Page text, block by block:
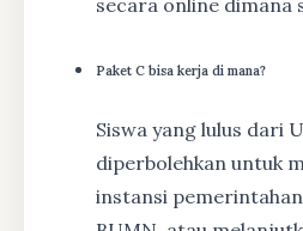
Paket C bisa kerja di mana?
Siswa yang lulus dari
diperbolehkan untuk
instansi